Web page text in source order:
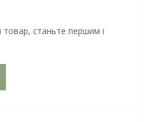
станьте першим і